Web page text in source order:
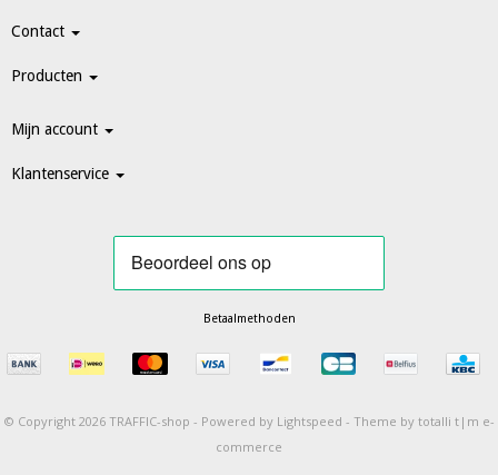
Contact
Producten
Mijn account
Klantenservice
Betaalmethoden
© Copyright 2026 TRAFFIC-shop - Powered by Lightspeed - Theme by totalli t|m e-
commerce